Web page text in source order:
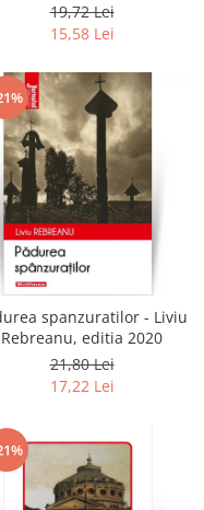
19,72 Lei
15,58 Lei
spanzuratilor - Liviu
Rebreanu, editia 2020
21,80 Lei
17,22 Lei